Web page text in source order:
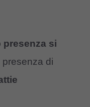
presenza si
presenza di